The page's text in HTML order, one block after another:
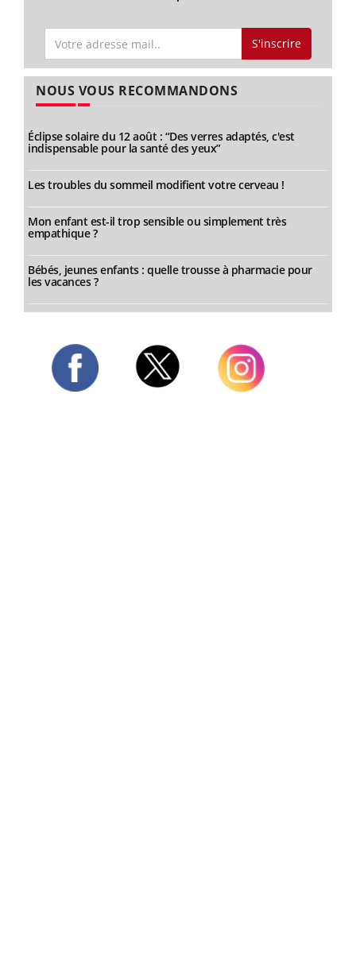
S'inscrire
NOUS VOUS RECOMMANDONS
Éclipse solaire du 12 août : “Des verres adaptés, c'est
indispensable pour la santé des yeux”
Les troubles du sommeil modifient votre cerveau !
Mon enfant est-il trop sensible ou simplement très
empathique ?
Bébés, jeunes enfants : quelle trousse à pharmacie pour
les vacances ?